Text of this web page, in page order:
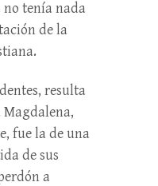
no tenía nada
de la
resulta
fue la de una
de sus
a